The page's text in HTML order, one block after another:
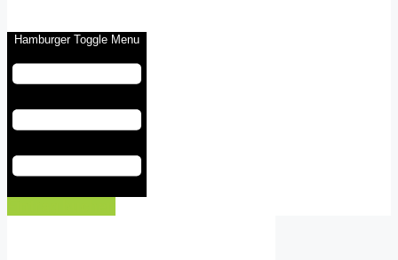
Hamburger Toggle Menu